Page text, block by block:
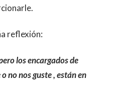
reflexión:
los encargados de
no nos guste , están en